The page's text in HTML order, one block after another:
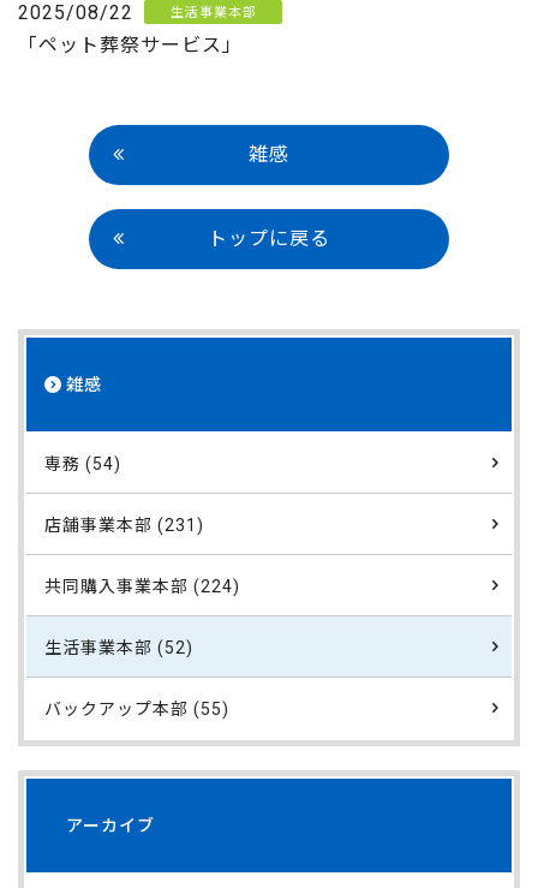
2025/08/22 生活事業本部
「ペット葬祭サービス」
雑感
トップに戻る
雑感
専務 (54)
店舗事業本部 (231)
共同購入事業本部 (224)
生活事業本部 (52)
バックアップ本部 (55)
アーカイブ